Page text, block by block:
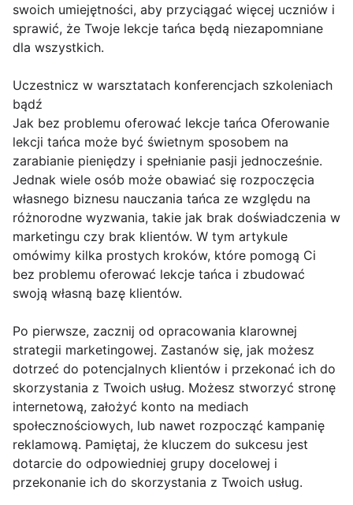
swoich umiejętności, aby przyciągać więcej uczniów i
sprawić, że Twoje lekcje tańca będą niezapomniane
dla wszystkich.
Uczestnicz w warsztatach konferencjach szkoleniach
bądź
Jak bez problemu oferować lekcje tańca Oferowanie
lekcji tańca może być świetnym sposobem na
zarabianie pieniędzy i spełnianie pasji jednocześnie.
Jednak wiele osób może obawiać się rozpoczęcia
własnego biznesu nauczania tańca ze względu na
różnorodne wyzwania, takie jak brak doświadczenia w
marketingu czy brak klientów. W tym artykule
omówimy kilka prostych kroków, które pomogą Ci
bez problemu oferować lekcje tańca i zbudować
swoją własną bazę klientów.
Po pierwsze, zacznij od opracowania klarownej
strategii marketingowej. Zastanów się, jak możesz
dotrzeć do potencjalnych klientów i przekonać ich do
skorzystania z Twoich usług. Możesz stworzyć stronę
internetową, założyć konto na mediach
społecznościowych, lub nawet rozpocząć kampanię
reklamową. Pamiętaj, że kluczem do sukcesu jest
dotarcie do odpowiedniej grupy docelowej i
przekonanie ich do skorzystania z Twoich usług.